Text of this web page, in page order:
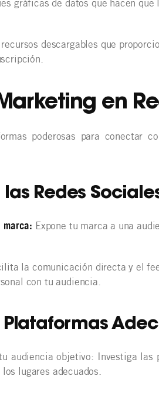
descargables que
en
poderosas para conectar
Redes
Expone tu marca a una
la comunicación directa y el
con tu audiencia.
Plataformas
audiencia objetivo: Investiga
lugares adecuados.